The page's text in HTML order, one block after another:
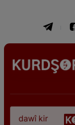
dawî kir